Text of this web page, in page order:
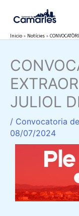
contenido
Inicio Notícies
JULIOL
/ Convocatoria
08/07/2024